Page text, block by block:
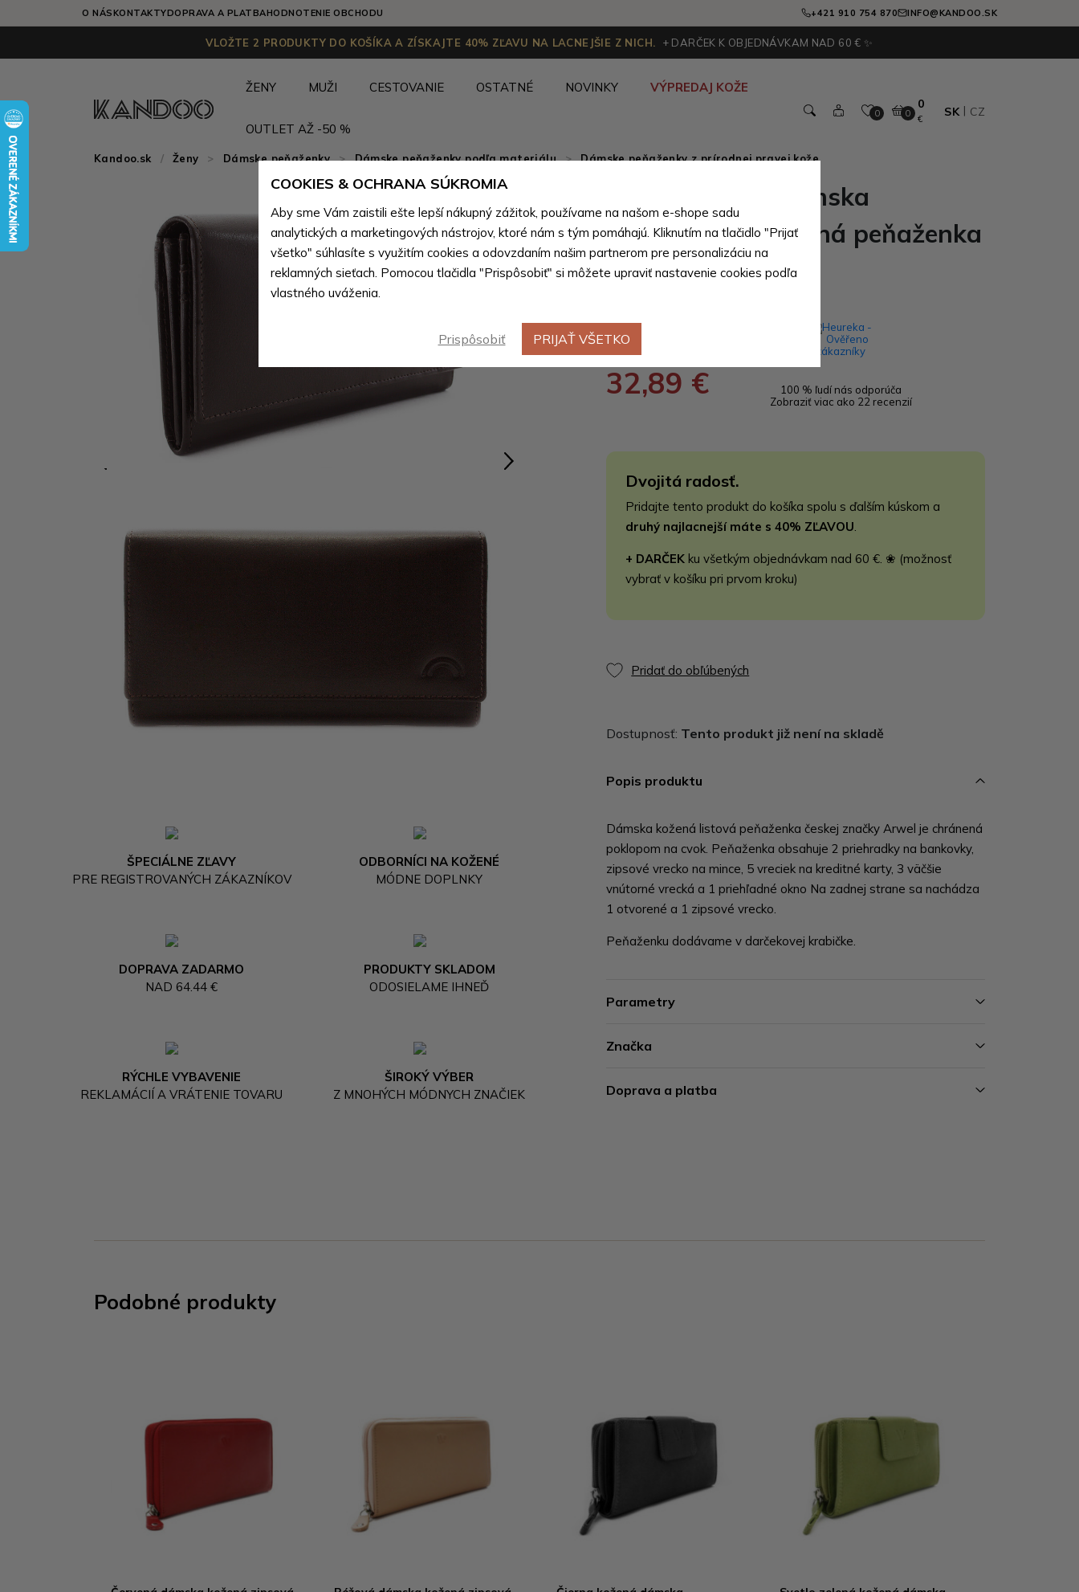
O NÁSKONTAKTYDOPRAVA A PLATBAHODNOTENIE OBCHODU +421 910 754 870 INFO@KANDOO.SK
VLOŽTE 2 PRODUKTY DO KOŠÍKA A ZÍSKAJTE 40% ZĽAVU NA LACNEJŠIE Z NICH. + DARČEK K OBJEDNÁVKAM NAD 60 € ✨
ŽENY MUŽI CESTOVANIE OSTATNÉ NOVINKY VÝPREDAJ KOŽE
OUTLET AŽ -50 %
0 0
0
€
SK CZ
Kandoo.sk Ženy > Dámske peňaženky > Dámske peňaženky podľa materiálu > Dámske peňaženky z prírodnej pravej kože
Výpredaj
ŠPECIÁLNE ZĽAVY
PRE REGISTROVANÝCH ZÁKAZNÍKOV
ODBORNÍCI NA KOŽENÉ
MÓDNE DOPLNKY
DOPRAVA ZADARMO
NAD 64.44 €
PRODUKTY SKLADOM
ODOSIELAME IHNEĎ
RÝCHLE VYBAVENIE
REKLAMÁCIÍ A VRÁTENIE TOVARU
ŠIROKÝ VÝBER
Z MNOHÝCH MÓDNYCH ZNAČIEK
Tmavo hnedá dámska
podlhovastá kožená peňaženka
Georgina
-20%
41,11 €
32,89 €
100 % ľudí nás odporúča
Zobraziť viac ako 22 recenzií
Dvojitá radosť.
Pridajte tento produkt do košíka spolu s ďalším kúskom a
druhý najlacnejší máte s 40% ZĽAVOU.
+ DARČEK ku všetkým objednávkam nad 60 €. ❀ (možnosť
vybrať v košíku pri prvom kroku)
Pridať do obľúbených
Dostupnosť: Tento produkt již není na skladě
Popis produktu
Dámska kožená listová peňaženka českej značky Arwel je chránená
poklopom na cvok. Peňaženka obsahuje 2 priehradky na bankovky,
zipsové vrecko na mince, 5 vreciek na kreditné karty, 3 väčšie
vnútorné vrecká a 1 priehľadné okno Na zadnej strane sa nachádza
1 otvorené a 1 zipsové vrecko.
Peňaženku dodávame v darčekovej krabičke.
Parametry
Značka
Doprava a platba
Podobné produkty
COOKIES & OCHRANA SÚKROMIA
Aby sme Vám zaistili ešte lepší nákupný zážitok, používame na našom e-shope sadu
analytických a marketingových nástrojov, ktoré nám s tým pomáhajú. Kliknutím na tlačidlo "Prijať
všetko" súhlasíte s využitím cookies a odovzdaním našim partnerom pre personalizáciu na
reklamných sieťach. Pomocou tlačidla "Prispôsobiť" si môžete upraviť nastavenie cookies podľa
vlastného uváženia.
Prispôsobiť PRIJAŤ VŠETKO